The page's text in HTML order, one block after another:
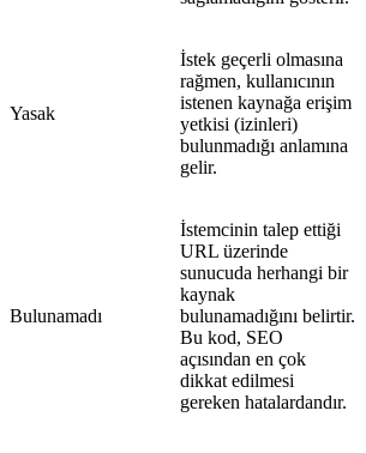
Yasak
İstek geçerli olmasına
rağmen, kullanıcının
istenen kaynağa erişim
yetkisi (izinleri)
bulunmadığı anlamına
gelir.
Bulunamadı
İstemcinin talep ettiği
URL üzerinde
sunucuda herhangi bir
kaynak
bulunamadığını belirtir.
Bu kod, SEO
açısından en çok
dikkat edilmesi
gereken hatalardandır.